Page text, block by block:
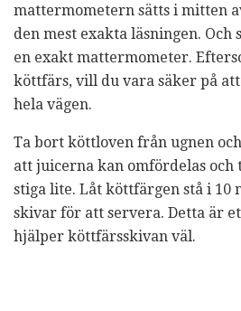
mattermometern sätts i mitten
den mest exakta läsningen.
en exakt mattermometer.
köttfärs, vill du vara säker på
hela vägen.
Ta bort köttloven från ugnen
att juicerna kan omfördelas
stiga lite. Låt köttfärgen stå i 10
skivar för att servera. Detta är
hjälper köttfärsskivan väl.